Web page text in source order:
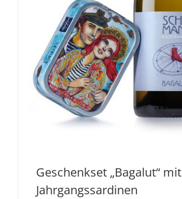
Geschenkset „Bagalut“ mit
Jahrgangssardinen